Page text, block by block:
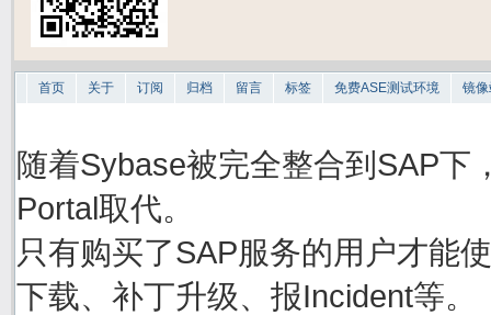
首页 关于 订阅 归档 留言 标签 免费ASE测试环境 镜
随着Sybase被完全整合到SAP下
Portal取代。
只有购买了SAP服务的用户才能
下载、补丁升级、报Incident等。